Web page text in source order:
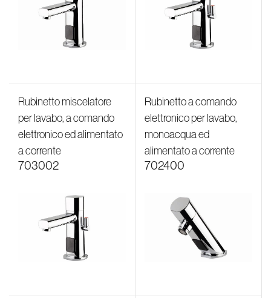
Rubinetto miscelatore
per lavabo, a comando
elettronico ed alimentato
a corrente
703002
Rubinetto a comando
elettronico per lavabo,
monoacqua ed
alimentato a corrente
702400